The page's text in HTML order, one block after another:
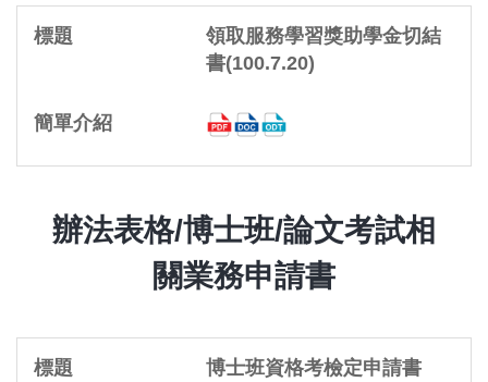
領取服務學習獎助學金切結
書(100.7.20)
辦法表格/博士班/論文考試相
關業務申請書
博士班資格考檢定申請書